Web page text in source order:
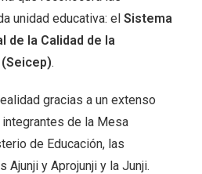
unidad educativa: elSistema
de la Calidad de la
(Seicep).
gracias a un extenso
de la Mesa
de Educación, las
Ajunji y Aprojunji y la Junji.